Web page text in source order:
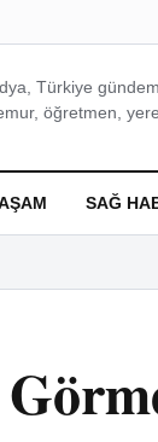
Türkiye
öğretmen,
SAĞ